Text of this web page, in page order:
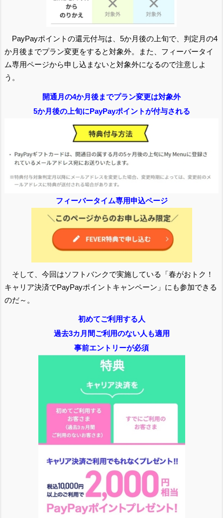
PayPayポイントの還元付与は、5か月後の上旬で、判定月の4
か月後までプラン変更をすると対象外。また、フィーバータイ
ム専用ページから申し込まないと対象外になるので注意しよ
う。
開通月の4か月後までプラン変更は対象外
5か月後の上旬にPayPayポイントが付与される
フィーバータイム専用申込ページ
そして、今回はソフトバンクで実施している「春がおトク！
キャリア決済でPayPayポイントキャンペーン」にも参加できる
のだ～。
初めてご利用する人
過去3カ月間ご利用のない人も適用
事前エントリーが必須